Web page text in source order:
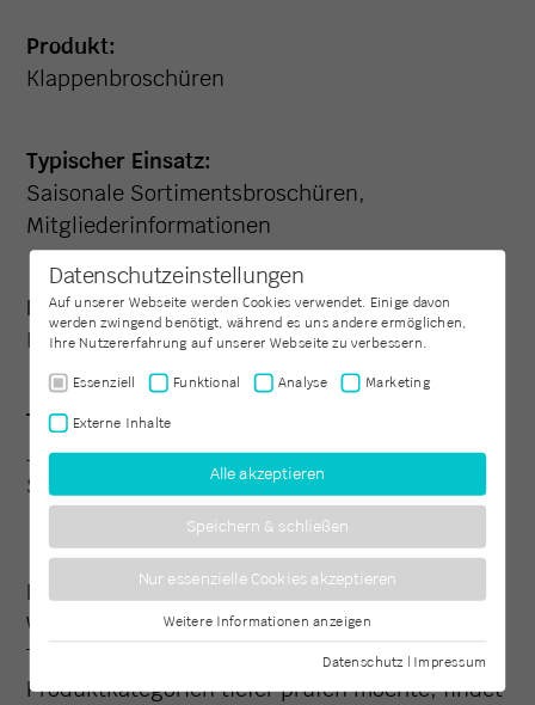
Produkt:
Klappenbroschüren
Typischer Einsatz:
Saisonale Sortimentsbroschüren,
Mitgliederinformationen
Produkt:
Kataloge
Typischer Einsatz:
Jahres- oder Saisonkataloge mit hoher
Seitenzahl
Diese Print-Produkte sind über FLOW als
Web2Print Aufträge mit personalisierbaren
Templates verfügbar. Wer einzelne
Produktkategorien tiefer prüfen möchte, findet
Datenschutzeinstellungen
Auf unserer Webseite werden Cookies verwendet. Einige davon
werden zwingend benötigt, während es uns andere ermöglichen,
Ihre Nutzererfahrung auf unserer Webseite zu verbessern.
Essenziell Funktional Analyse Marketing
Externe Inhalte
Alle akzeptieren
Speichern & schließen
Nur essenzielle Cookies akzeptieren
Essenzielle Cookies werden für grundlegende Funktionen der
einwandfrei funktioniert.
Weitere Informationen anzeigen
Datenschutz | Impressum